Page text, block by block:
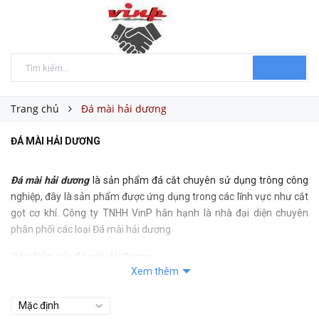
Trang chủ Đá mài hải dương
ĐÁ MÀI HẢI DƯƠNG
Đá mài hải dươnglà sản phẩm đá cắt chuyên sử dụng trông công
nghiệp, đây là sản phẩm được ứng dụng trong các lĩnh vực như cắt
gọt cơ khí. Công ty TNHH VinP hân hạnh là nhà đại diện chuyên
phân phối các loại Đá mài hải dương
Có khả năng mài nhanh chóng, hiệu quả
Xem thêm